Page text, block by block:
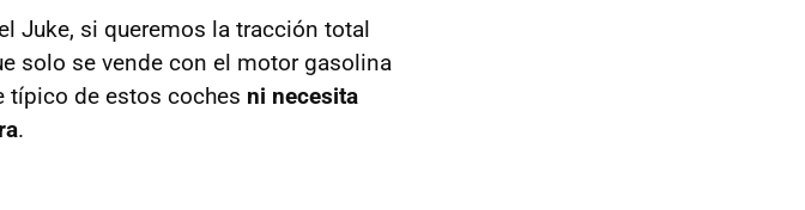
Juke, si queremos la tracción total
solo se vende con el motor gasolina
típico de estos coches ni necesita
.